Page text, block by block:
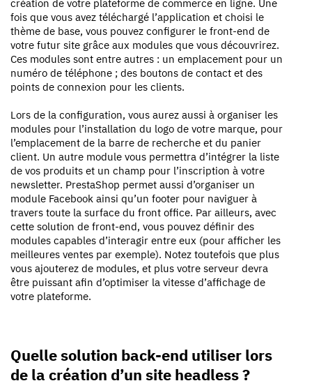
création de votre plateforme de commerce en ligne. Une
fois que vous avez téléchargé l’application et choisi le
thème de base, vous pouvez configurer le front-end de
votre futur site grâce aux modules que vous découvrirez.
Ces modules sont entre autres : un emplacement pour un
numéro de téléphone ; des boutons de contact et des
points de connexion pour les clients.
Lors de la configuration, vous aurez aussi à organiser les
modules pour l’installation du logo de votre marque, pour
l’emplacement de la barre de recherche et du panier
client. Un autre module vous permettra d’intégrer la liste
de vos produits et un champ pour l’inscription à votre
newsletter. PrestaShop permet aussi d’organiser un
module Facebook ainsi qu’un footer pour naviguer à
travers toute la surface du front office. Par ailleurs, avec
cette solution de front-end, vous pouvez définir des
modules capables d’interagir entre eux (pour afficher les
meilleures ventes par exemple). Notez toutefois que plus
vous ajouterez de modules, et plus votre serveur devra
être puissant afin d’optimiser la vitesse d’affichage de
votre plateforme.
Quelle solution back-end utiliser lors
de la création d’un site headless ?